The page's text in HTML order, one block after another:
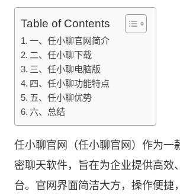
Table of Contents
一、任小聊官网简介
二、任小聊下载
三、任小聊电脑版
四、任小聊功能特点
五、任小聊优势
六、总结
任小聊官网（任小聊官网）作为一
密聊天软件，旨在为企业提供高效
台。官网界面简洁大方，操作便捷